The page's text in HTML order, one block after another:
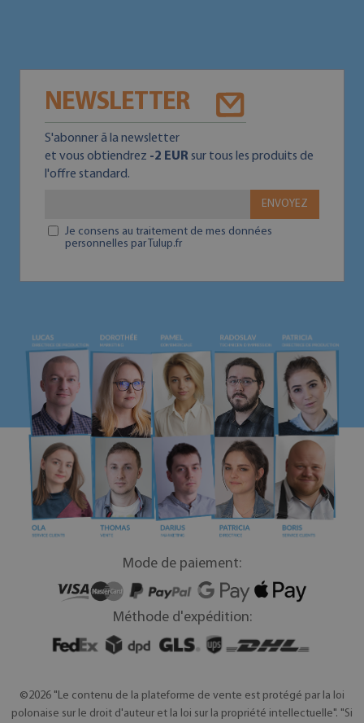
NEWSLETTER
S'abonner ā la newsletter
et vous obtiendrez -2 EUR sur tous les produits de
l'offre standard.
ENVOYEZ
Je consens au traitement de mes données
personnelles par Tulup.fr
Mode de paiement:
Méthode d'expédition:
©2026 "Le contenu de la plateforme de vente est protégé par la loi
polonaise sur le droit d'auteur et la loi sur la propriété intellectuelle". "Si